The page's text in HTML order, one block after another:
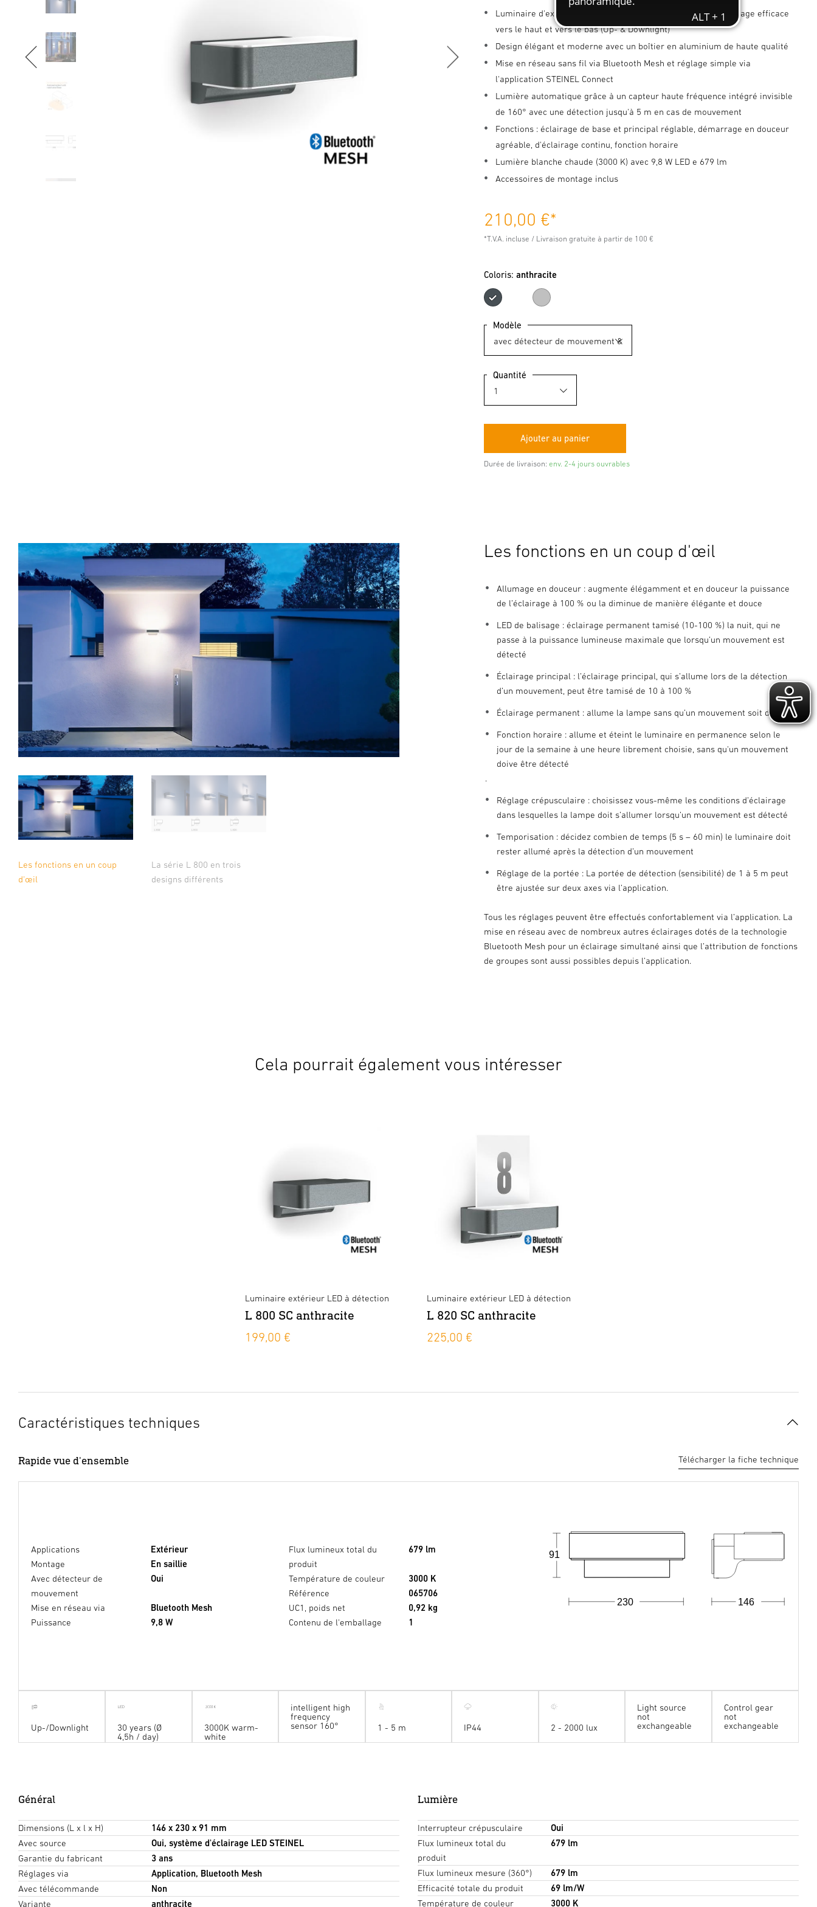
Luminaire d'extérieur avec détecteur de mouvement et éclairage efficace
vers le haut et vers le bas (Up- & Downlight)
Design élégant et moderne avec un boîtier en aluminium de haute qualité
Mise en réseau sans fil via Bluetooth Mesh et réglage simple via
l'application STEINEL Connect
Lumière automatique grâce à un capteur haute fréquence intégré invisible
de 160° avec une détection jusqu'à 5 m en cas de mouvement
Fonctions : éclairage de base et principal réglable, démarrage en douceur
agréable, d'éclairage continu, fonction horaire
Lumière blanche chaude (3000 K) avec 9,8 W LED e 679 lm
Accessoires de montage inclus
210,00 €*
*T.V.A. incluse / Livraison gratuite à partir de 100 €
Coloris:anthracite
anthraciteargenté
Modèle
Quantité
Durée de livraison: env. 2-4 jours ouvrables
Les fonctions en un coup
d'œil
La série L 800 en trois
designs différents
Les fonctions en un coup d'œil
Allumage en douceur : augmente élégamment et en douceur la puissance
de l’éclairage à 100 % ou la diminue de manière élégante et douce
LED de balisage : éclairage permanent tamisé (10-100 %) la nuit, qui ne
passe à la puissance lumineuse maximale que lorsqu’un mouvement est
détecté
Éclairage principal : l’éclairage principal, qui s’allume lors de la détection
d’un mouvement, peut être tamisé de 10 à 100 %
Éclairage permanent : allume la lampe sans qu’un mouvement soit détecté
Fonction horaire : allume et éteint le luminaire en permanence selon le
jour de la semaine à une heure librement choisie, sans qu'un mouvement
doive être détecté
.
Réglage crépusculaire : choisissez vous-même les conditions d’éclairage
dans lesquelles la lampe doit s’allumer lorsqu’un mouvement est détecté
Temporisation : décidez combien de temps (5 s – 60 min) le luminaire doit
rester allumé après la détection d’un mouvement
Réglage de la portée : La portée de détection (sensibilité) de 1 à 5 m peut
être ajustée sur deux axes via l’application.
Tous les réglages peuvent être effectués confortablement via l’application. La
mise en réseau avec de nombreux autres éclairages dotés de la technologie
Bluetooth Mesh pour un éclairage simultané ainsi que l’attribution de fonctions
de groupes sont aussi possibles depuis l’application.
Cela pourrait également vous intéresser
Luminaire extérieur LED à détection
L 800 SC anthracite
199,00 €
Luminaire extérieur LED à détection
L 820 SC anthracite
225,00 €
Caractéristiques techniques
Rapide vue d'ensemble Télécharger la fiche technique
Applications
Extérieur
Montage
En saillie
Avec détecteur de
mouvement
Oui
Mise en réseau via
Bluetooth Mesh
Puissance
9,8 W
Flux lumineux total du
produit
679 lm
Température de couleur
3000 K
Référence
065706
UC1, poids net
0,92 kg
Contenu de l'emballage
1
230 146
91
Up-/Downlight
30 years (Ø
4,5h / day)
3000K warm-
white
intelligent high
frequency
sensor 160°
1 - 5 m IP44 2 - 2000 lux
Light source
not
exchangeable
Control gear
not
exchangeable
Général
Dimensions (L x l x H)
146 x 230 x 91 mm
Avec source
Oui, système d'éclairage LED STEINEL
Garantie du fabricant
3 ans
Réglages via
Application, Bluetooth Mesh
Avec télécommande
Non
Variante
anthracite
Lumière
Interrupteur crépusculaire
Oui
Flux lumineux total du
produit
679 lm
Flux lumineux mesure (360°)
679 lm
Efficacité totale du produit
69 lm/W
Température de couleur
3000 K